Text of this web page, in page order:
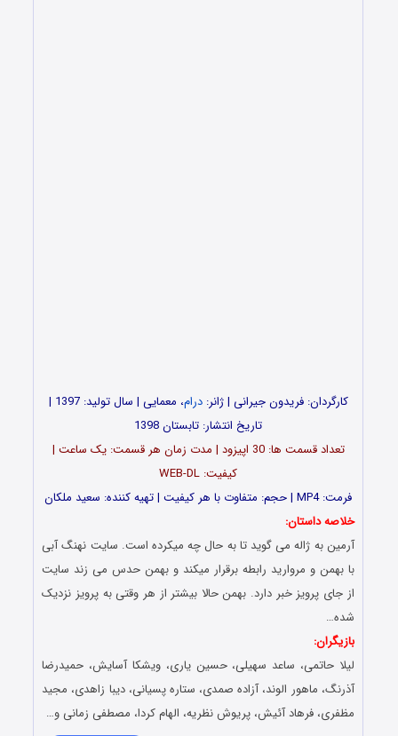
کارگردان: فریدون جیرانی | ژانر:درام
، معمایی | سال تولید: 1397 |
تاریخ انتشار: تابستان 1398
تعداد قسمت ها: 30 اپیزود | مدت زمان هر قسمت: یک ساعت |
کیفیت: WEB-DL
فرمت: MP4 | حجم: متفاوت با هر کیفیت | تهیه کننده: سعید ملکان
خلاصه داستان:
آرمین به ژاله می گوید تا به حال چه میکرده است. سایت نهنگ آبی
با بهمن و مروارید رابطه برقرار میکند و بهمن حدس می زند سایت
از جای پرویز خبر دارد. بهمن حالا بیشتر از هر وقتی به پرویز نزدیک
شده…
بازیگران:
لیلا حاتمی، ساعد سهیلی، حسین یاری، ویشکا آسایش، حمیدرضا
آذرنگ، ماهور الوند، آزاده صمدی، ستاره پسیانی، دیبا زاهدی، مجید
مظفری، فرهاد آئیش، پریوش نظریه، الهام کردا، مصطفی زمانی و…